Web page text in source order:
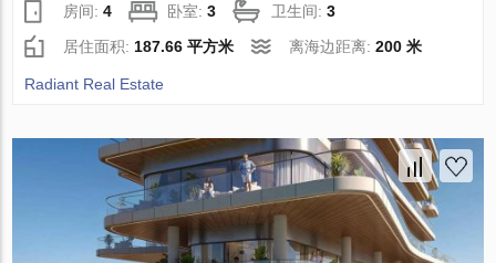
房间:4 卧室:3 卫生间:3
居住面积: 187.66 平方米 离海边距离:200 米
Radiant Real Estate